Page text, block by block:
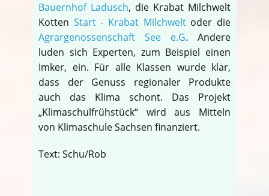
Bauernhof Ladusch, die Krabat Milchwelt
Kotten Start - Krabat Milchweltoder die
Agrargenossenschaft See e.G. Andere
luden sich Experten, zum Beispiel einen
Imker, ein. Für alle Klassen wurde klar,
dass der Genuss regionaler Produkte
auch das Klima schont. Das Projekt
„Klimaschulfrühstück“ wird aus Mitteln
von Klimaschule Sachsen finanziert.
Text: Schu/Rob